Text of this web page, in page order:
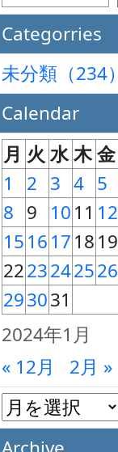
Categorries
未分類（234）
Calendar
2024年1月
月 火 水木金
1
2 3 4 5
8 9 1011 12
1516171819
2223242526
293031
« 12月 2月 »